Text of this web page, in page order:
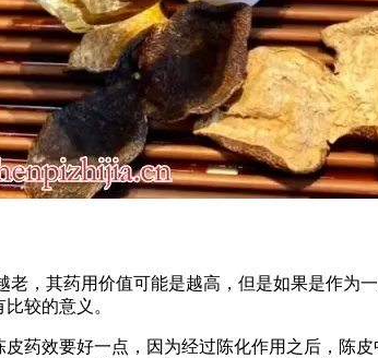
老，其药用价值可能是越高，但是如果是作
较的意义。
药效要好一点，因为经过陈化作用之后，陈皮